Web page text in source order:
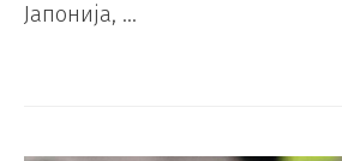
Јапонија, …